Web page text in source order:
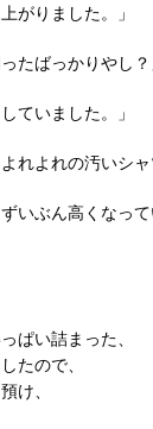
がりました。」
たばっかりやし？
ていました。」
よれの汚いシャ
いぶん高くなって
ぱい詰まった、
たので、
け、